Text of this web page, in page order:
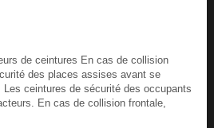
de ceintures En cas de collision
des places assises avant se
ceintures de sécurité des occupants
En cas de collision frontale,